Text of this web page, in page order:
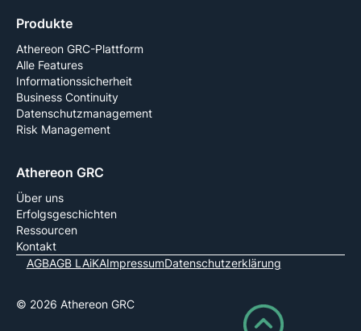
Produkte
Athereon GRC-Plattform
Alle Features
Informationssicherheit
Business Continuity
Datenschutzmanagement
Risk Management
Athereon GRC
Über uns
Erfolgsgeschichten
Ressourcen
Kontakt
© 2026 Athereon GRC
AGBAGB LAiKAImpressumDatenschutzerklärung